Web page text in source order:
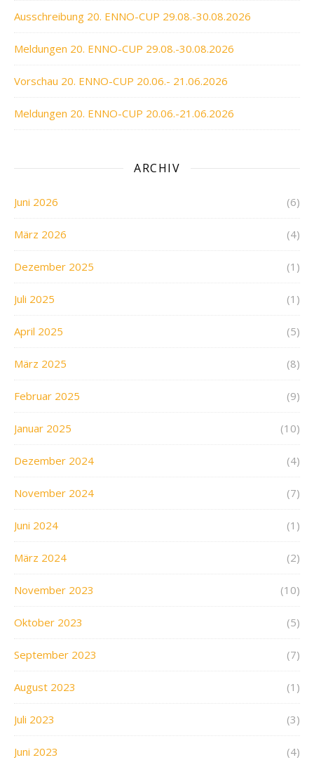
Ausschreibung 20. ENNO-CUP 29.08.-30.08.2026
Meldungen 20. ENNO-CUP 29.08.-30.08.2026
Vorschau 20. ENNO-CUP 20.06.- 21.06.2026
Meldungen 20. ENNO-CUP 20.06.-21.06.2026
ARCHIV
Juni 2026 (6)
März 2026 (4)
Dezember 2025 (1)
Juli 2025 (1)
April 2025 (5)
März 2025 (8)
Februar 2025 (9)
Januar 2025 (10)
Dezember 2024 (4)
November 2024 (7)
Juni 2024 (1)
März 2024 (2)
November 2023 (10)
Oktober 2023 (5)
September 2023 (7)
August 2023 (1)
Juli 2023 (3)
Juni 2023 (4)